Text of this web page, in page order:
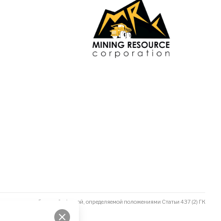
является публичной офертой, определяемой положениями Статьи 437 (2) ГК